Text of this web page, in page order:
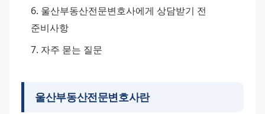
울산부동산전문변호사에게 상담받기 전
준비사항
자주 묻는 질문
울산부동산전문변호사란